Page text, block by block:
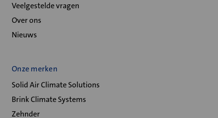
Veelgestelde vragen
Over ons
Nieuws
Onze merken
Solid Air Climate Solutions
Brink Climate Systems
Zehnder